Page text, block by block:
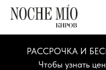
РАССРОЧКА И
Чтобы узнать